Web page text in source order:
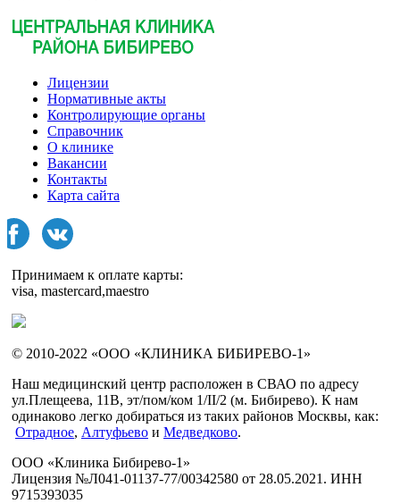
Лицензии
Нормативные акты
Контролирующие органы
Справочник
О клинике
Вакансии
Контакты
Карта сайта
Принимаем к оплате карты:
visa, mastercard,maestro
© 2010-2022 «ООО «КЛИНИКА БИБИРЕВО-1»
Наш медицинский центр расположен в СВАО по адресу
ул.Плещеева, 11В, эт/пом/ком 1/II/2 (м. Бибирево). К нам
одинаково легко добираться из таких районов Москвы, как:
Отрадное, Алтуфьево и Медведково.
ООО «Клиника Бибирево-1»
Лицензия №Л041-01137-77/00342580 от 28.05.2021. ИНН
9715393035